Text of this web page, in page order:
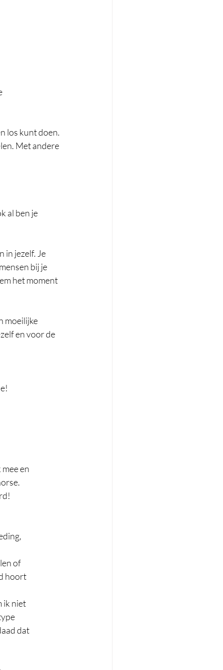
los kunt doen.
Met andere
al ben je
in jezelf. Je
bij je
het moment
moeilijke
en voor de
en
of
hoort
ik niet
dat